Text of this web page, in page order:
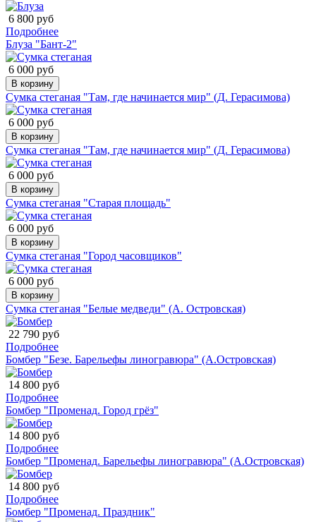
6 800 руб
Подробнее
Блуза "Бант-2"
6 000 руб
В корзину
Сумка стеганая "Там, где начинается мир" (Д. Герасимова)
6 000 руб
В корзину
Сумка стеганая "Там, где начинается мир" (Д. Герасимова)
6 000 руб
В корзину
Сумка стеганая "Старая площадь"
6 000 руб
В корзину
Сумка стеганая "Город часовщиков"
6 000 руб
В корзину
Сумка стеганая "Белые медведи" (А. Островская)
22 790 руб
Подробнее
Бомбер "Безе. Барельефы линогравюра" (А.Островская)
14 800 руб
Подробнее
Бомбер "Променад. Город грёз"
14 800 руб
Подробнее
Бомбер "Променад. Барельефы линогравюра" (А.Островская)
14 800 руб
Подробнее
Бомбер "Променад. Праздник"